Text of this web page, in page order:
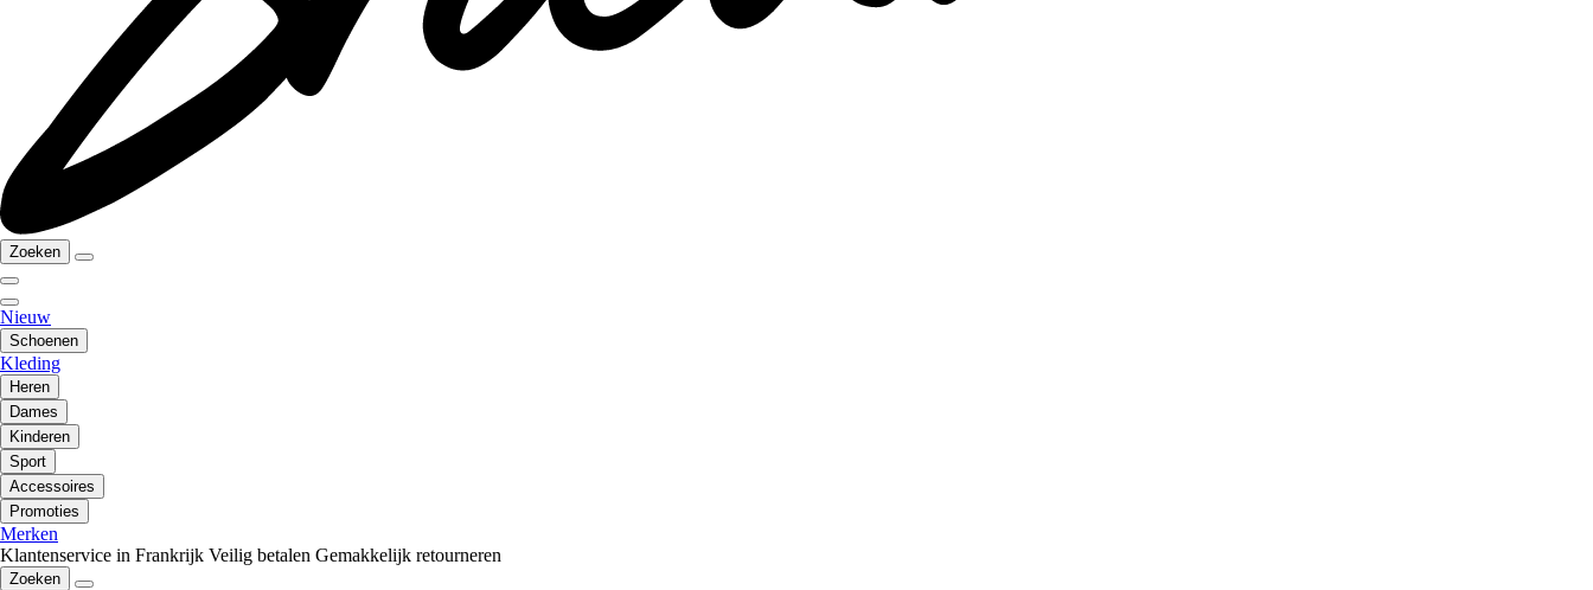
Zoeken
Nieuw
Schoenen
Kleding
Heren
Dames
Kinderen
Sport
Accessoires
Promoties
Merken
Klantenservice in Frankrijk Veilig betalen Gemakkelijk retourneren
Zoeken